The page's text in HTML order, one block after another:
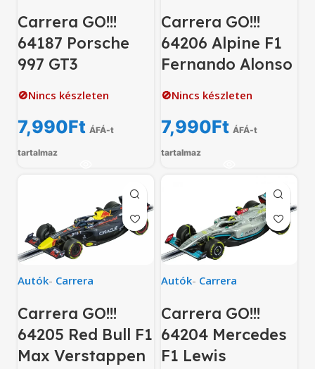
Carrera GO!!!
64187 Porsche
997 GT3
🚫Nincs készleten
7,990Ft ÁFÁ-t
tartalmaz
Carrera GO!!!
64206 Alpine F1
Fernando Alonso
🚫Nincs készleten
7,990Ft ÁFÁ-t
tartalmaz
Autók- Carrera
Carrera GO!!!
64205 Red Bull F1
Max Verstappen
Autók- Carrera
Carrera GO!!!
64204 Mercedes
F1 Lewis